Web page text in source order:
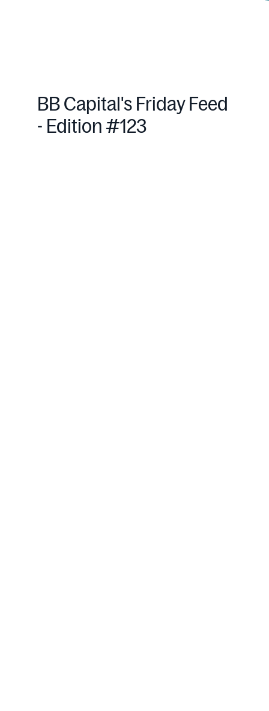
BB Capital's Friday Feed
- Edition #123